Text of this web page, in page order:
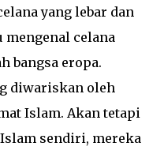
yang lebar dan
mengenal celana
bangsa eropa.
diwariskan oleh
Islam. Akan tetapi
sendiri, mereka